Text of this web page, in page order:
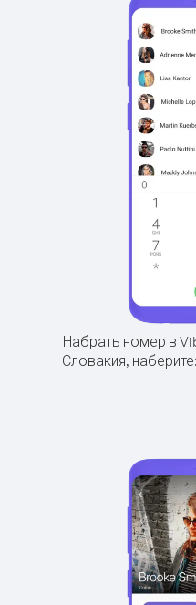
Набрать номер в
Словакия, наберите: